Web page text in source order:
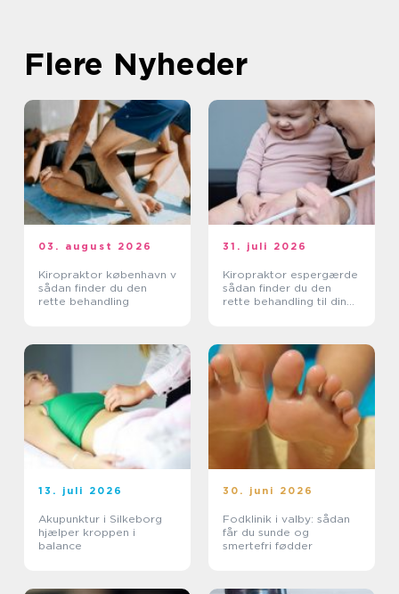
Flere Nyheder
03. august 2026
Kiropraktor københavn v
sådan finder du den
rette behandling
31. juli 2026
Kiropraktor espergærde
sådan finder du den
rette behandling til dine
13. juli 2026
Akupunktur i Silkeborg
hjælper kroppen i
balance
30. juni 2026
Fodklinik i valby: sådan
får du sunde og
smertefri fødder